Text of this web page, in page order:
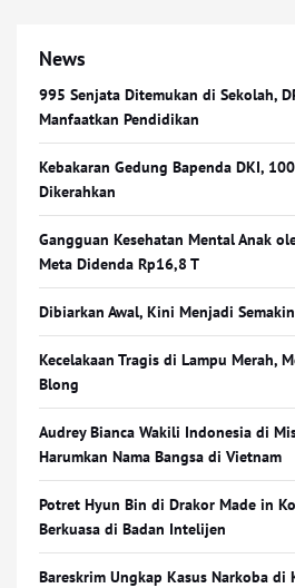
News
995 Senjata Ditemukan di Sekolah,
Manfaatkan Pendidikan
Kebakaran Gedung Bapenda DKI,
Dikerahkan
Gangguan Kesehatan Mental Anak
Meta Didenda Rp16,8 T
Dibiarkan Awal, Kini Menjadi
Kecelakaan Tragis di Lampu Merah,
Blong
Audrey Bianca Wakili Indonesia di
Harumkan Nama Bangsa di Vietnam
Potret Hyun Bin di Drakor Made in
Berkuasa di Badan Intelijen
Bareskrim Ungkap Kasus Narkoba di